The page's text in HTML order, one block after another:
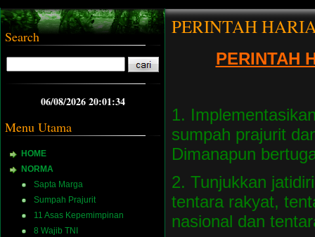
Search
06/08/2026 20:01:34
Menu Utama
HOME
NORMA
Sapta Marga
Sumpah Prajurit
11 Asas Kepemimpinan
8 Wajib TNI
PERINTAH
PERINTAH
1.
sumpah prajurit
Dimanapun
2. Tunjukkan
tentara rakyat,
nasional dan